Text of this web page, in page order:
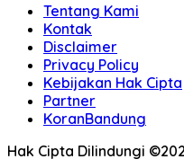
Tentang Kami
Kontak
Disclaimer
Privacy Policy
Kebijakan Hak Cipta
Partner
KoranBandung
Hak Cipta Dilindungi